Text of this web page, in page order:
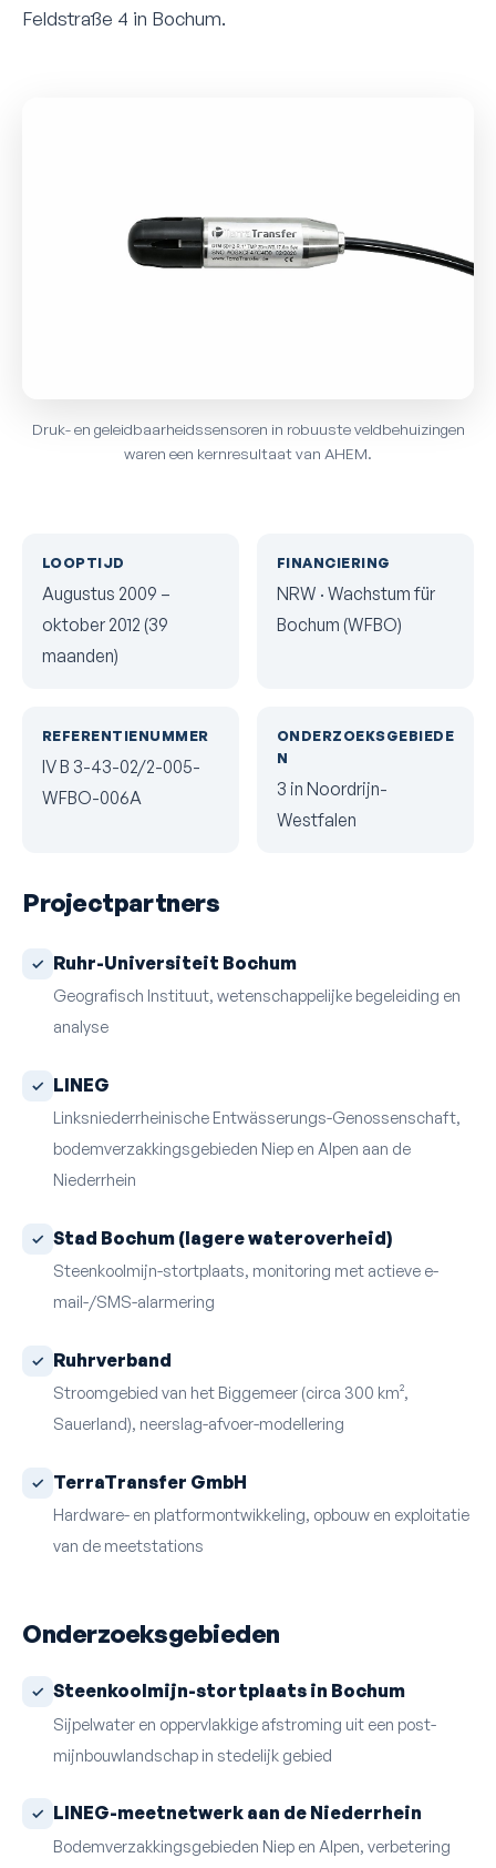
Feldstraße 4 in Bochum.
Druk- en geleidbaarheidssensoren in robuuste veldbehuizingen
waren een kernresultaat van AHEM.
LOOPTIJD
Augustus 2009 –
oktober 2012 (39
maanden)
FINANCIERING
NRW · Wachstum für
Bochum (WFBO)
REFERENTIENUMMER
IV B 3-43-02/2-005-
WFBO-006A
ONDERZOEKSGEBIEDE
N
3 in Noordrijn-
Westfalen
Projectpartners
Ruhr-Universiteit Bochum
Geografisch Instituut, wetenschappelijke begeleiding en
analyse
LINEG
Linksniederrheinische Entwässerungs-Genossenschaft,
bodemverzakkingsgebieden Niep en Alpen aan de
Niederrhein
Stad Bochum (lagere wateroverheid)
Steenkoolmijn-stortplaats, monitoring met actieve e-
mail-/SMS-alarmering
Ruhrverband
Stroomgebied van het Biggemeer (circa 300 km²,
Sauerland), neerslag-afvoer-modellering
TerraTransfer GmbH
Hardware- en platformontwikkeling, opbouw en exploitatie
van de meetstations
Onderzoeksgebieden
Steenkoolmijn-stortplaats in Bochum
Sijpelwater en oppervlakkige afstroming uit een post-
mijnbouwlandschap in stedelijk gebied
LINEG-meetnetwerk aan de Niederrhein
Bodemverzakkingsgebieden Niep en Alpen, verbetering